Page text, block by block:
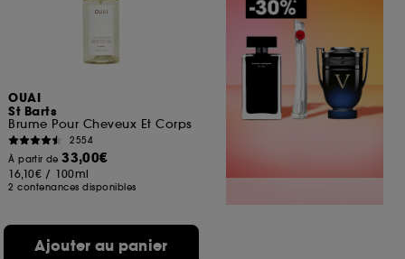
OUAI
St Barts
Brume Pour Cheveux Et Corps
2554
À partir de33,00€
16,10€ / 100ml
2 contenances disponibles
Ajouter au panier